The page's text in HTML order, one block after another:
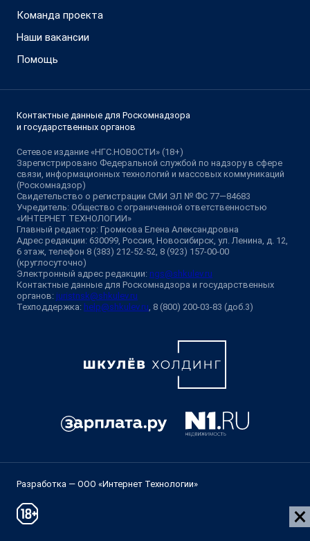
Команда проекта
Наши вакансии
Помощь
Контактные данные для Роскомнадзора
и государственных органов
Сетевое издание «НГС.НОВОСТИ» (18+)
Зарегистрировано Федеральной службой по надзору в сфере
связи, информационных технологий и массовых коммуникаций
(Роскомнадзор)
Свидетельство о регистрации СМИ ЭЛ № ФС 77—84683
Учредитель: Общество с ограниченной ответственностью
«ИНТЕРНЕТ ТЕХНОЛОГИИ»
Главный редактор: Громкова Елена Александровна
Адрес редакции: 630099, Россия, Новосибирск, ул. Ленина, д. 12,
6 этаж, телефон 8 (383) 212-52-52, 8 (923) 157-00-00
(круглосуточно)
Электронный адрес редакции: ngs@shkulev.ru
Контактные данные для Роскомнадзора и государственных
органов: juristnsk@shkulev.ru
Техподдержка: help@shkulev.ru , 8 (800) 200-03-83 (доб.3)
Разработка — ООО «Интернет Технологии»